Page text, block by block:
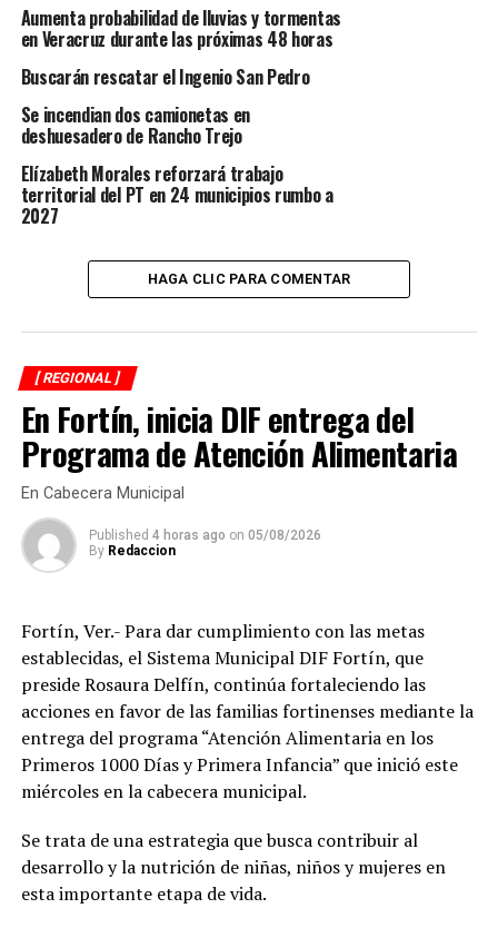
derriengue y once vías- para prevenir 11 enfermedades-
y para eliminar la garrapata cuentan con garrapicidas y
alimento para ganado de engorda y lechero.
Además de sales minerales y altén que sustituye a la
vinaza.
RELATED TOPICS: FEATURED
Darán leche con subsidio a las familias vulnerables
Aumenta probabilidad de lluvias y tormentas
en Veracruz durante las próximas 48 horas
Buscarán rescatar el Ingenio San Pedro
Se incendian dos camionetas en
deshuesadero de Rancho Trejo
Elízabeth Morales reforzará trabajo
territorial del PT en 24 municipios rumbo a
2027
HAGA CLIC PARA COMENTAR
[ REGIONAL ]
En Fortín, inicia DIF entrega del
Programa de Atención Alimentaria
En Cabecera Municipal
Published 4 horas ago on 05/08/2026
By Redaccion
Fortín, Ver.- Para dar cumplimiento con las metas
establecidas, el Sistema Municipal DIF Fortín, que
preside Rosaura Delfín, continúa fortaleciendo las
acciones en favor de las familias fortinenses mediante la
entrega del programa “Atención Alimentaria en los
Primeros 1000 Días y Primera Infancia” que inició este
miércoles en la cabecera municipal.
Se trata de una estrategia que busca contribuir al
desarrollo y la nutrición de niñas, niños y mujeres en
esta importante etapa de vida.